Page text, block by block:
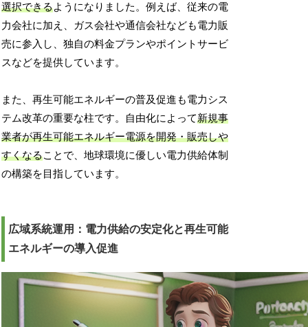
選択できるようになりました。例えば、従来の電
力会社に加え、ガス会社や通信会社なども電力販
売に参入し、独自の料金プランやポイントサービ
スなどを提供しています。
また、再生可能エネルギーの普及促進も電力シス
テム改革の重要な柱です。自由化によって新規事
業者が再生可能エネルギー電源を開発・販売しや
すくなることで、地球環境に優しい電力供給体制
の構築を目指しています。
広域系統運用：電力供給の安定化と再生可能
エネルギーの導入促進